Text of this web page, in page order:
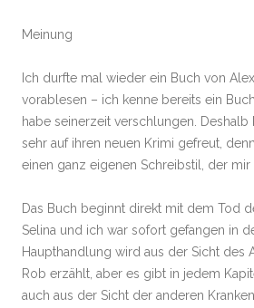
Meinung
Ich durfte mal wieder ein Buch von
vorablesen – ich kenne bereits ein
habe seinerzeit verschlungen. Deshalb
sehr auf ihren neuen Krimi gefreut,
einen ganz eigenen Schreibstil, der mir
Das Buch beginnt direkt mit dem Tod
Selina und ich war sofort gefangen in
Haupthandlung wird aus der Sicht des
Rob erzählt, aber es gibt in jedem
auch aus der Sicht der anderen